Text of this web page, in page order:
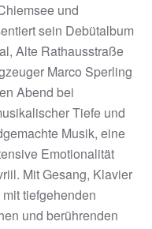
und
sein Debütalbum
Alte Rathausstraße
Marco Sperling
Abend bei
Tiefe und
Musik, eine
Emotionalität
Mit Gesang, Klavier
tiefgehenden
und berührenden